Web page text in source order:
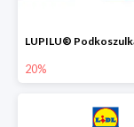
20%